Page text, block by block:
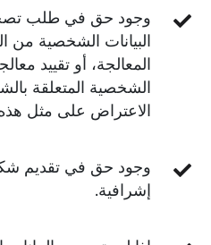
وجود حق في طلب
البيانات الشخصية
المعالجة، أو تقييد
الشخصية المتعلقة
الاعتراض على مثل هذه
وجود حق في تقديم
إشرافية.